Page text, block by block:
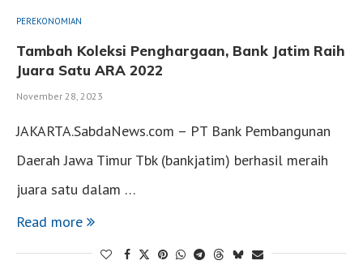
PEREKONOMIAN
Tambah Koleksi Penghargaan, Bank Jatim Raih
Juara Satu ARA 2022
November 28, 2023
JAKARTA.SabdaNews.com – PT Bank Pembangunan
Daerah Jawa Timur Tbk (bankjatim) berhasil meraih
juara satu dalam …
Read more